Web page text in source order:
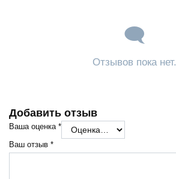
Отзывов пока нет.
Добавить отзыв
Ваша оценка *
Ваш отзыв *